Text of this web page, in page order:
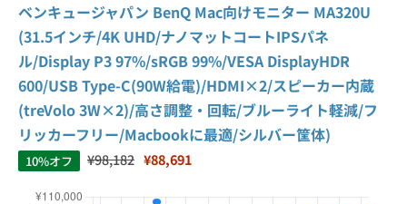
ベンキュージャパン BenQ Mac向けモニター MA320U
(31.5インチ/4K UHD/ナノマットコートIPSパネ
ル/Display P3 97%/sRGB 99%/VESA DisplayHDR
600/USB Type-C(90W給電)/HDMI×2/スピーカー内蔵
(treVolo 3W×2)/高さ調整・回転/ブルーライト軽減/フ
リッカーフリー/Macbookに最適/シルバー筐体)
10%オフ ¥98,182 ¥88,691